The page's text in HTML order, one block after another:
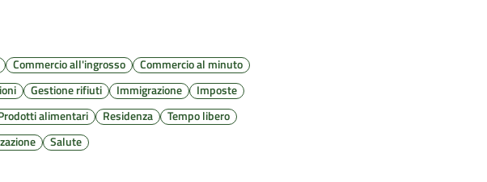
Commercio all'ingrosso
Commercio al minuto
Gestione rifiuti Immigrazione
Imposte
alimentari Residenza
Tempo libero
Salute